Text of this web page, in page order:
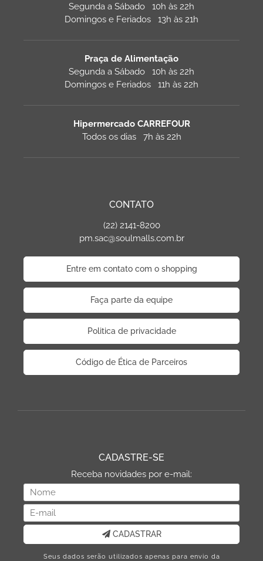
Segunda a Sábado 10h às 22h
Domingos e Feriados 13h às 21h
Praça de Alimentação
Segunda a Sábado 10h às 22h
Domingos e Feriados 11h às 22h
Hipermercado CARREFOUR
Todos os dias 7h às 22h
CONTATO
(22) 2141-8200
pm.sac@soulmalls.com.br
Entre em contato com o shopping
Faça parte da equipe
Politica de privacidade
Código de Ética de Parceiros
CADASTRE-SE
Receba novidades por e-mail:
CADASTRAR
Seus dados serão utilizados apenas para envio da